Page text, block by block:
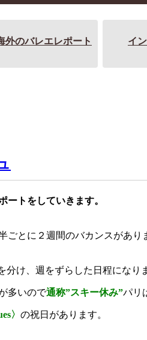
外のバレエレポート イ
ートをしていきます。
とに２週間のバカンスがあり
け、週をずらした日程になり
多いので通称”スキー休み”パリ
〉 の祝日があります。